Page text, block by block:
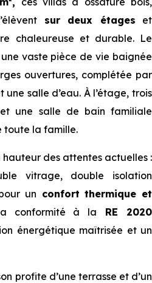
sur deux étages et
chaleureuse et durable. Le
vaste pièce de vie baignée
ouvertures, complétée par
salle d’eau. À l’étage, trois
une salle de bain familiale
toute la famille.
hauteur des attentes actuelles :
vitrage, double isolation
un confort thermique et
conformité à la RE 2020
énergétique maîtrisée et un
profite d’une terrasse et d’un